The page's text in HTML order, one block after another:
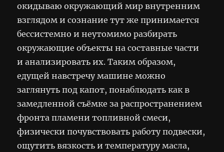
окидываю окружающий мир внутренним
взглядом и сознание тут же принимается
бессистемно и неутомимо разбирать
окружающие объекты на составные части
и анализировать их. Таким образом,
едущей навстречу машине можно
заглянуть под капот, понаблюдать как в
замедленной съёмке за распространением
фронта пламени топливной смеси,
физически почувствовать работу подвески,
ощутить вязкость и температуру масла,